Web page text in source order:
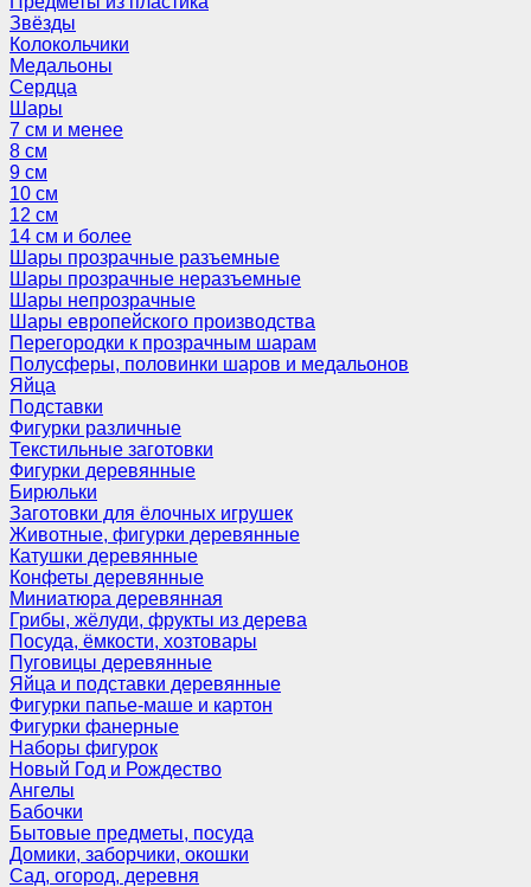
Звёзды
Колокольчики
Медальоны
Сердца
Шары
7 см и менее
8 см
9 см
10 см
12 см
14 см и более
Шары прозрачные разъемные
Шары прозрачные неразъемные
Шары непрозрачные
Шары европейского производства
Перегородки к прозрачным шарам
Полусферы, половинки шаров и медальонов
Яйца
Подставки
Фигурки различные
Текстильные заготовки
Фигурки деревянные
Бирюльки
Заготовки для ёлочных игрушек
Животные, фигурки деревянные
Катушки деревянные
Конфеты деревянные
Миниатюра деревянная
Грибы, жёлуди, фрукты из дерева
Посуда, ёмкости, хозтовары
Пуговицы деревянные
Яйца и подставки деревянные
Фигурки папье-маше и картон
Фигурки фанерные
Наборы фигурок
Новый Год и Рождество
Ангелы
Бабочки
Бытовые предметы, посуда
Домики, заборчики, окошки
Сад, огород, деревня